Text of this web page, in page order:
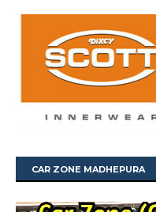
CAR ZONE MADHEPURA